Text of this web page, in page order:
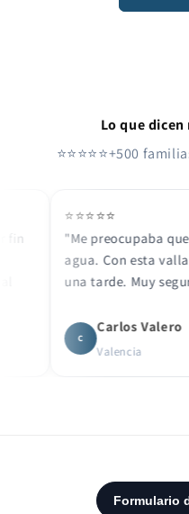
Lo que
⭐⭐⭐⭐⭐+500
⭐⭐⭐⭐⭐
"Me preocupaba que
agua. Con esta valla lo
una tarde. Muy segura
Carlos Valero
Valencia